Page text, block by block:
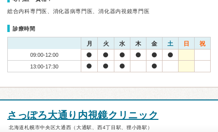
総合内科専門医、消化器病専門医、消化器内視鏡専門医
診療時間
月 火 水 木 金 土 日 祝
09:00-12:00
13:00-17:30
さっぽろ大通り内視鏡クリニック
北海道札幌市中央区大通西（大通駅、西4丁目駅、狸小路駅）